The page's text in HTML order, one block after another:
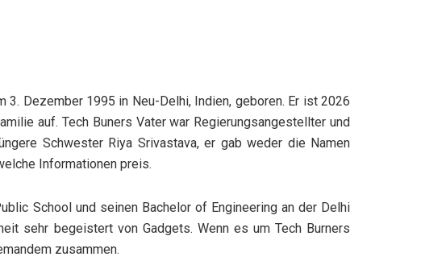
3. Dezember 1995 in Neu-Delhi, Indien, geboren. Er ist 2026
auf. Tech Buners Vater war Regierungsangestellter und
Schwester Riya Srivastava, er gab weder die Namen
Informationen preis.
School und seinen Bachelor of Engineering an der Delhi
sehr begeistert von Gadgets. Wenn es um Tech Burners
zusammen.